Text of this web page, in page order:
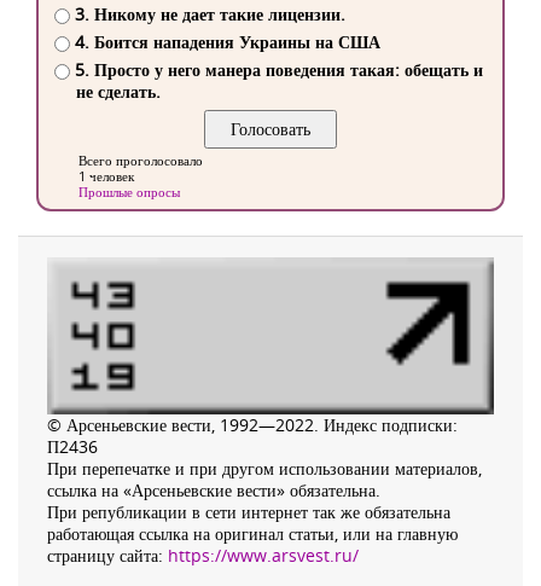
3. Никому не дает такие лицензии.
4. Боится нападения Украины на США
5. Просто у него манера поведения такая: обещать и
не сделать.
Всего проголосовало
1 человек
Прошлые опросы
© Арсеньевские вести, 1992—2022. Индекс подписки:
П2436
При перепечатке и при другом использовании материалов,
ссылка на «Арсеньевские вести» обязательна.
При републикации в сети интернет так же обязательна
работающая ссылка на оригинал статьи, или на главную
страницу сайта: https://www.arsvest.ru/